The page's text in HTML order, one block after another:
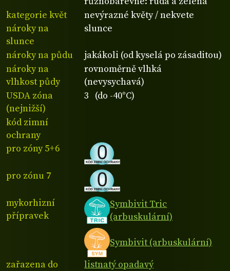
kategorie květ
nevýrazné květy / nekvete
nároky na
slunce
slunce
nároky na půdu
jakákoli (od kyselá po zásaditou)
nároky na
vlhkost půdy
rovnoměrně vlhká
(nevysychavá)
USDA zóna
(nejnižší)
3 (do -40°C)
kód zimní
ochrany
pro zóny 5+6
pro zónu 7
mykorhizní
přípravek
Symbivit Tric
(arbuskulární)
Symbivit (arbuskulární)
zařazena do
listnatý opadavý